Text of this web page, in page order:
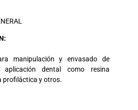
manipulación y envasado de
aplicación dental como resina
profiláctica y otros.